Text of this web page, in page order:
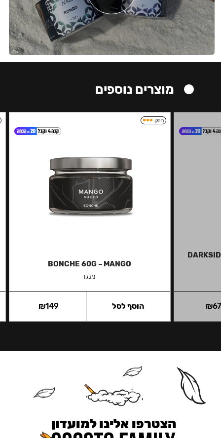
מוצרים נוספים
₪
חזק
BONCHE 60G – MANGO
מנגו
₪149 הוסף לסל
הצטרפו אלינו למועדון